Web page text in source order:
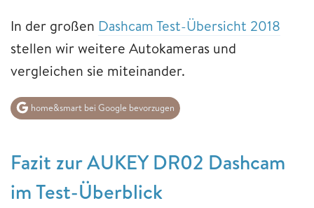
In der großen Dashcam Test-Übersicht 2018
stellen wir weitere Autokameras und
vergleichen sie miteinander.
home&smart bei Google bevorzugen
Fazit zur AUKEY DR02 Dashcam
im Test-Überblick